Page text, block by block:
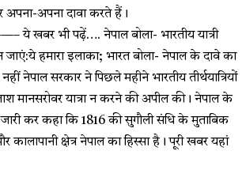
अपना-अपना दावा करते हैं।
भी पढ़ें…. नेपाल बोला- भारतीय यात्री
जाएं:ये हमारा इलाका; भारत बोला- नेपाल के दावे का
नेपाल सरकार ने पिछले महीने भारतीय तीर्थयात्रियों
मानसरोवर यात्रा न करने की अपील की। नेपाल के
कर कहा कि 1816 की सुगौली संधि के मुताबिक
कालापानी क्षेत्र नेपाल का हिस्सा है। पूरी खबर यहां